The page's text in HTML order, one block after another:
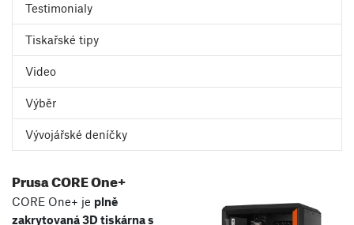
Testimonialy
Tiskařské tipy
Video
Výběr
Vývojářské deníčky
Prusa CORE One+
CORE One+ je plně
zakrytovaná 3D tiskárna s